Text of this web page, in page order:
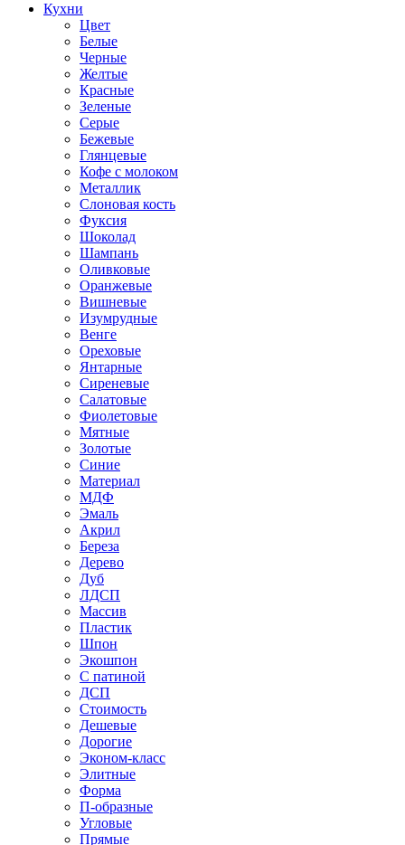
Кухни
Цвет
Белые
Черные
Желтые
Красные
Зеленые
Серые
Бежевые
Глянцевые
Кофе с молоком
Металлик
Слоновая кость
Фуксия
Шоколад
Шампань
Оливковые
Оранжевые
Вишневые
Изумрудные
Венге
Ореховые
Янтарные
Сиреневые
Салатовые
Фиолетовые
Мятные
Золотые
Синие
Материал
МДФ
Эмаль
Акрил
Береза
Дерево
Дуб
ЛДСП
Массив
Пластик
Шпон
Экошпон
С патиной
ДСП
Стоимость
Дешевые
Дорогие
Эконом-класс
Элитные
Форма
П-образные
Угловые
Прямые